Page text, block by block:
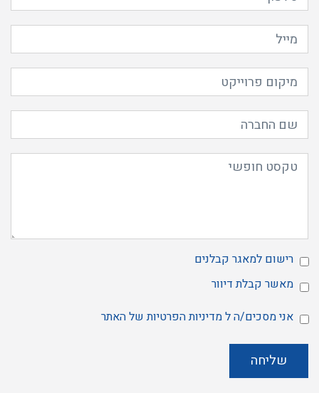
מאשר
הרשמה
למאגר
רישום למאגר קבלנים
קבלת
דיוור
מאשר קבלת דיוור
מסכים/ה
מדיניות
הפרטיותשל
אני מסכים/ה למדיניות הפרטיותשל האתר
שליחה